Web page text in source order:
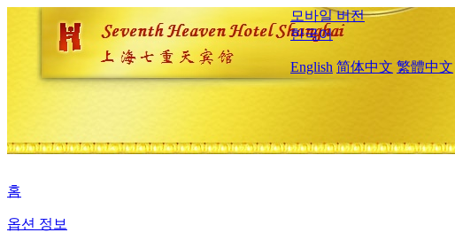
모바일 버전
한국어
English 简体中文 繁體中文
홈
옵션 정보